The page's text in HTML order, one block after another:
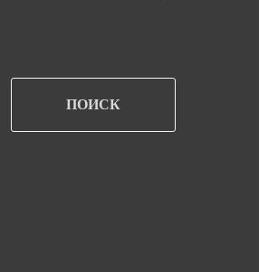
ПОИСК